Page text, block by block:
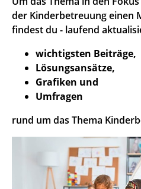
der Kinderbetreuung einen
findest du - laufend
wichtigsten Beiträge,
Lösungsansätze,
Grafiken und
Umfragen
rund um das Thema